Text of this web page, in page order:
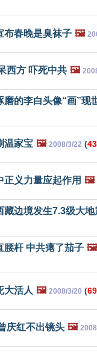
布春晚是臭袜子 🖼️
西方 吓死中共 🖼️
磨的李白头像“画”现
温家宝 🖼️ 2008/3/22 (
义力量应起作用 🖼️
藏边境发生7.3级大地
腰杆 中共瘪了茄子 🖼️
大活人 🖼️ 2008/3/20 (
庆红不出镜头 🖼️